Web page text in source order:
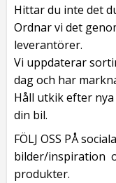
Hittar du inte det
Ordnar vi det
leverantörer.
Vi uppdaterar
dag och har
Håll utkik efter
din bil.
FÖLJ OSS PÅ
bilder/inspiration
produkter.